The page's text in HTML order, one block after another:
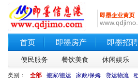
即墨企业黄页
首页 即墨房产 即墨招聘
便民服务 餐饮美食 休闲娱乐
类别： 全部 搬家/搬运 家政/保姆 货运物流